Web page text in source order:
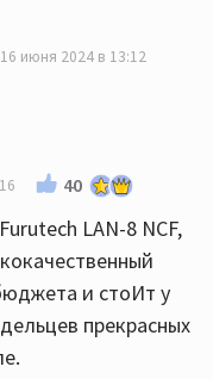
и посмотрел.
7
LG OLED взял
Вот
на фильмах 4K и
16 июня 2024 в 13:12
40
LAN-8 NCF,
и стоИт у
прекрасных